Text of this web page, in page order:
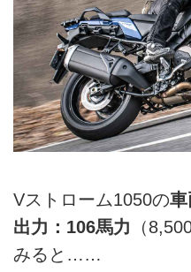
Vストローム1050の車
出力：106馬力 （
みると……